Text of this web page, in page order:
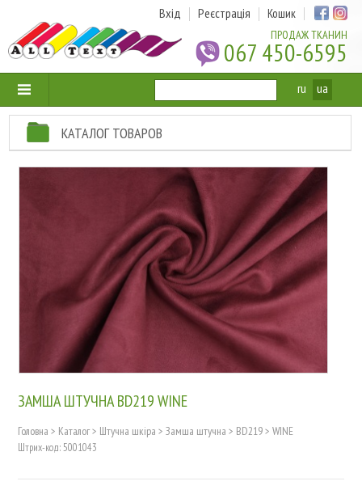
ПРОДАЖ ТКАНИН
067 450-6595
Вхід Реєстрація Кошик
ru ua
КАТАЛОГ ТОВАРОВ
ЗАМША ШТУЧНА BD219 WINE
Головна > Каталог> Штучна шкіра > Замша штучна > BD219> WINE
Штрих-код: 5001043